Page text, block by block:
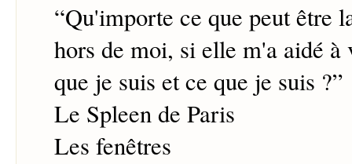
“Qu'importe ce que peut être
hors de moi, si elle m'a aidé à
que je suis et ce que je suis ?”
Le Spleen de Paris
Les fenêtres